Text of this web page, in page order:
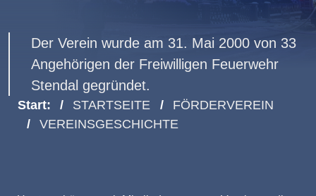
Der Verein wurde am 31. Mai 2000 von 33
Angehörigen der Freiwilligen Feuerwehr
Stendal gegründet.
Start: STARTSEITE
FÖRDERVEREIN
VEREINSGESCHICHTE